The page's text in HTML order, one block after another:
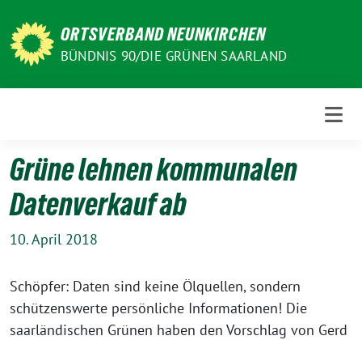
zum
Inhalt
ORTSVERBAND NEUNKIRCHEN
BÜNDNIS 90/DIE GRÜNEN SAARLAND
Grüne lehnen kommunalen
Datenverkauf ab
10. April 2018
Schöpfer: Daten sind keine Ölquellen, sondern
schützenswerte persönliche Informationen! Die
saarländischen Grünen haben den Vorschlag von Gerd